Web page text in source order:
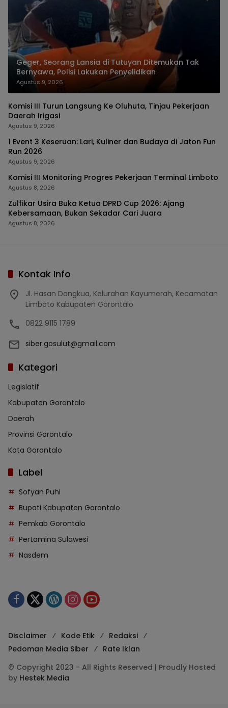
Geger, Seorang Lansia di Tutuyan Ditemukan Tak
Bernyawa, Polisi Lakukan Penyelidikan
Agustus 9, 2026
Komisi III Turun Langsung Ke Oluhuta, Tinjau Pekerjaan
Daerah Irigasi
Agustus 9, 2026
1 Event 3 Keseruan: Lari, Kuliner dan Budaya di Jaton Fun
Run 2026
Agustus 9, 2026
Komisi III Monitoring Progres Pekerjaan Terminal Limboto
Agustus 8, 2026
Zulfikar Usira Buka Ketua DPRD Cup 2026: Ajang
Kebersamaan, Bukan Sekadar Cari Juara
Agustus 8, 2026
Kontak Info
Jl. Hasan Dangkua, Kelurahan Kayumerah, Kecamatan
Limboto Kabupaten Gorontalo
0822 9115 1789
siber.gosulut@gmail.com
Kategori
Legislatif
Kabupaten Gorontalo
Daerah
Provinsi Gorontalo
Kota Gorontalo
Label
Sofyan Puhi
Bupati Kabupaten Gorontalo
Pemkab Gorontalo
Pertamina Sulawesi
Nasdem
Disclaimer Kode Etik
Redaksi
Pedoman Media Siber
Rate Iklan
© Copyright 2023 - All Rights Reserved | Proudly Hosted
by Hestek Media